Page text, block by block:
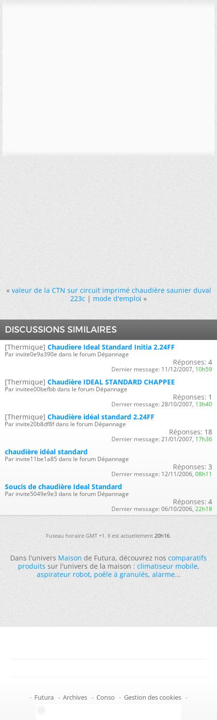
« valeur de la CTN sur circuit imprimé chaudière saunier duval
223c|mode d'emploi »
DISCUSSIONS SIMILAIRES
[Thermique] Chaudiere Ideal Standard Initia 2.24FF
Par invite0e9a390e dans le forum Dépannage
Réponses: 4
Dernier message: 11/12/2007, 10h59
[Thermique] Chaudière IDEAL STANDARD CHAPPEE
Par invitee00befbb dans le forum Dépannage
Réponses: 1
Dernier message: 28/10/2007, 13h40
[Thermique] Chaudière idéal standard 2.24FF
Par invite20b8df8f dans le forum Dépannage
Réponses: 18
Dernier message: 21/01/2007, 17h36
chaudière idéal standard
Par invite11be1a85 dans le forum Dépannage
Réponses: 3
Dernier message: 12/11/2006, 08h11
Soucis de chaudière Ideal Standard
Par invite5049e9e3 dans le forum Dépannage
Réponses: 4
Dernier message: 06/10/2006, 22h18
Fuseau horaire GMT +1. Il est actuellement20h16.
Dans l'universMaisonde Futura, découvrez noscomparatifs
produitssur l'univers de la maison :climatiseur mobile,
aspirateur robot,poêle à granulés,alarme...
- Futura - Archives - Conso - Gestion des cookies -